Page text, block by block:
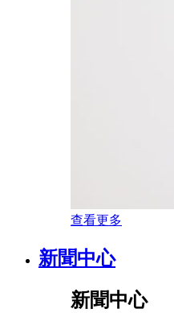
查看更多
新聞中心
新聞中心